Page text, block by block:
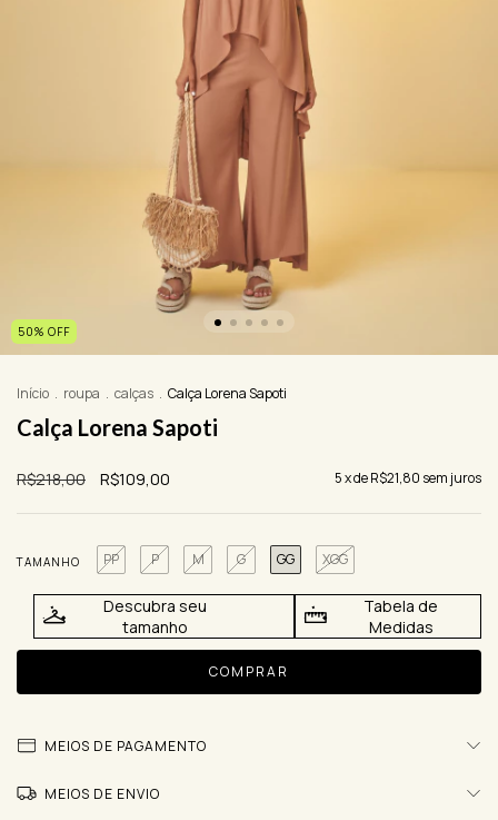
50% OFF
Início . roupa . calças . Calça Lorena Sapoti
Calça Lorena Sapoti
R$218,00 R$109,00 5x deR$21,80 sem juros
TAMANHO PP P M G GG XGG
Descubra seu
tamanho
Tabela de
Medidas
MEIOS DE PAGAMENTO
MEIOS DE ENVIO